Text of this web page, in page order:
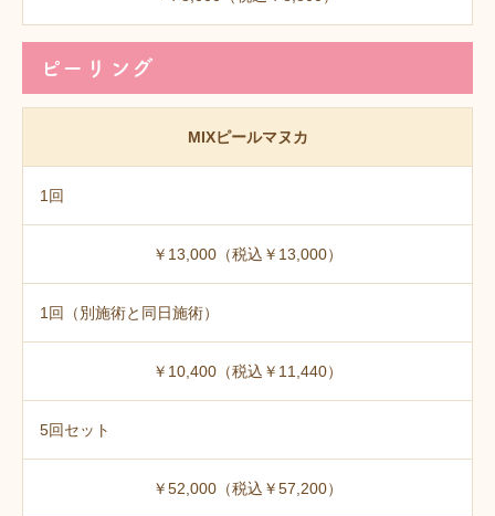
ピーリング
MIXピールマヌカ
1回
￥13,000（税込￥13,000）
1回（別施術と同日施術）
￥10,400（税込￥11,440）
5回セット
￥52,000（税込￥57,200）